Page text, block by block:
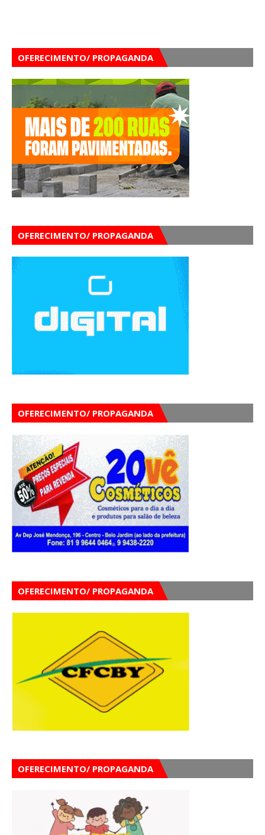
OFERECIMENTO/ PROPAGANDA
OFERECIMENTO/ PROPAGANDA
OFERECIMENTO/ PROPAGANDA
OFERECIMENTO/ PROPAGANDA
OFERECIMENTO/ PROPAGANDA